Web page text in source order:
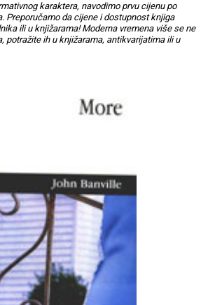
karaktera, navodimo prvu cijenu po
Preporučamo da cijene i dostupnost knjiga
ili u knjižarama! Moderna vremena više se ne
potražite ih u knjižarama, antikvarijatima ili u